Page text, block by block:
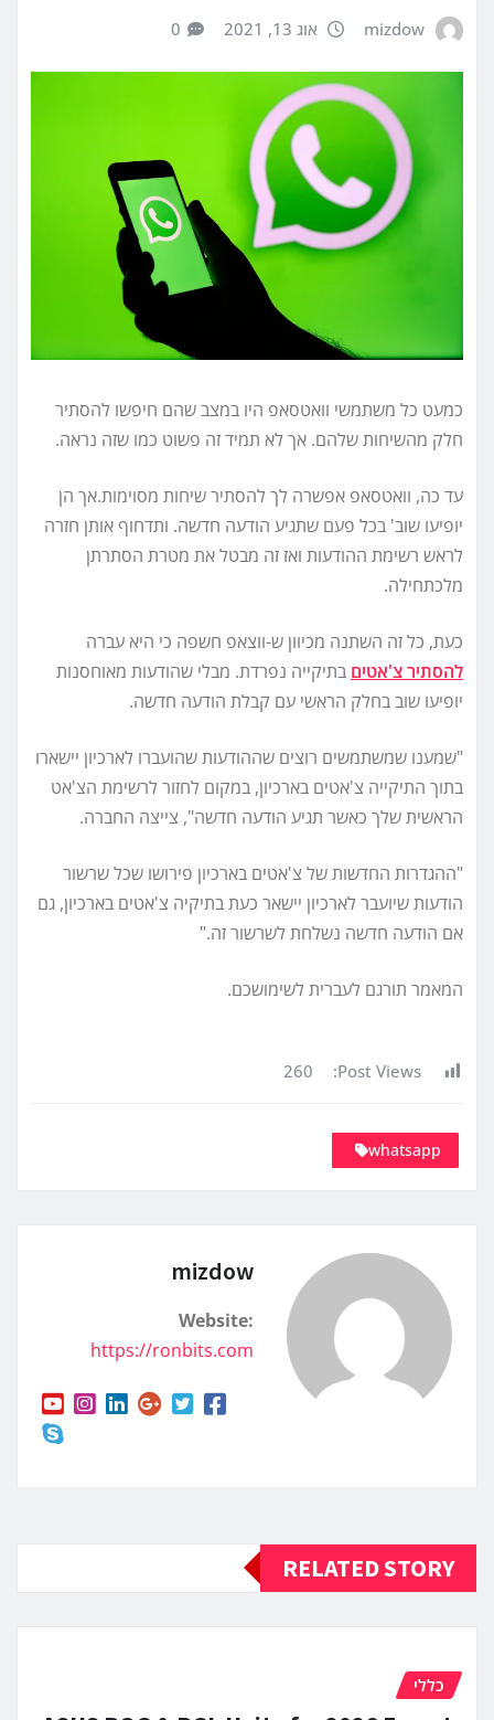
mizdow אוג 13, 2021 0
כמעט כל משתמשי וואטסאפ היו במצב שהם חיפשו להסתיר
חלק מהשיחות שלהם. אך לא תמיד זה פשוט כמו שזה נראה.
עד כה, וואטסאפ אפשרה לך להסתיר שיחות מסוימות.אך הן
יופיעו שוב' בכל פעם שתגיע הודעה חדשה. ותדחוף אותן חזרה
לראש רשימת ההודעות ואז זה מבטל את מטרת הסתרתן
מלכתחילה.
כעת, כל זה השתנה מכיוון ש-ווצאפ חשפה כי היא עברה
להסתיר צ'אטים בתיקייה נפרדת. מבלי שהודעות מאוחסנות
יופיעו שוב בחלק הראשי עם קבלת הודעה חדשה.
"שמענו שמשתמשים רוצים שההודעות שהועברו לארכיון יישארו
בתוך התיקייה צ'אטים בארכיון, במקום לחזור לרשימת הצ'אט
הראשית שלך כאשר תגיע הודעה חדשה", צייצה החברה.
"ההגדרות החדשות של צ'אטים בארכיון פירושו שכל שרשור
הודעות שיועבר לארכיון יישאר כעת בתיקיה צ'אטים בארכיון, גם
אם הודעה חדשה נשלחת לשרשור זה."
המאמר תורגם לעברית לשימושכם.
Post Views:
260
whatsapp
mizdow
Website:
https://ronbits.com
RELATED STORY
כללי